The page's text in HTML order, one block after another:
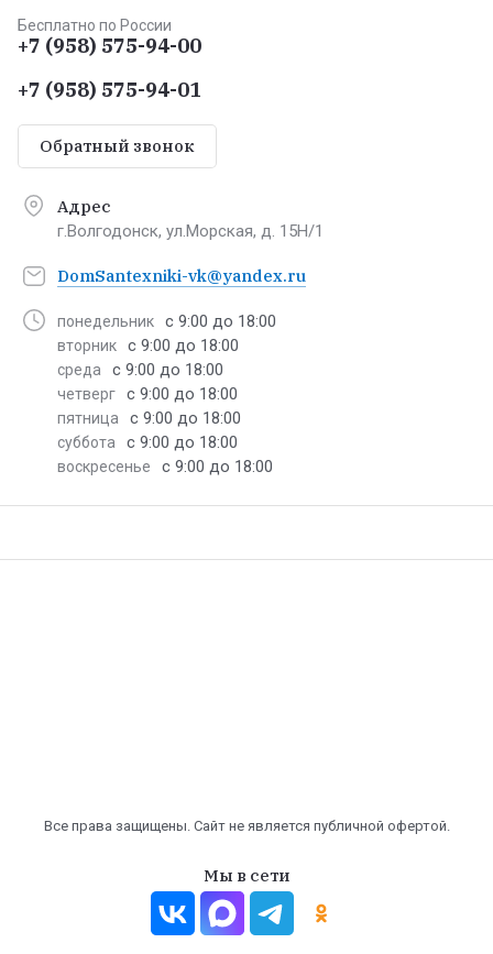
Бесплатно по России
+7 (958) 575-94-00
+7 (958) 575-94-01
Обратный звонок
Адрес
г.Волгодонск, ул.Морская, д. 15Н/1
DomSantexniki-vk@yandex.ru
понедельник с 9:00 до 18:00
вторник с 9:00 до 18:00
среда с 9:00 до 18:00
четверг с 9:00 до 18:00
пятница с 9:00 до 18:00
суббота с 9:00 до 18:00
воскресенье с 9:00 до 18:00
Все права защищены. Сайт не является публичной офертой.
Мы в сети